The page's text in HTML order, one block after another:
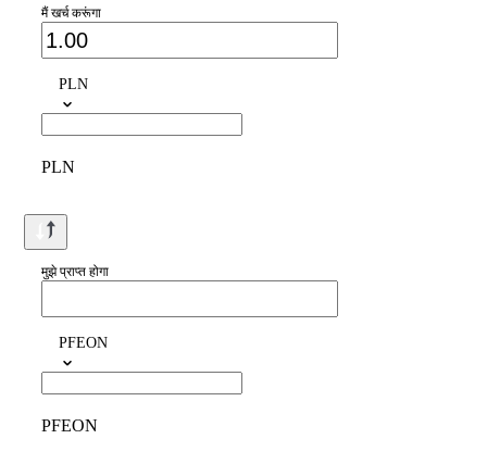
मैं खर्च करूंगा
PLN
PLN
मुझे प्राप्त होगा
PFEON
PFEON